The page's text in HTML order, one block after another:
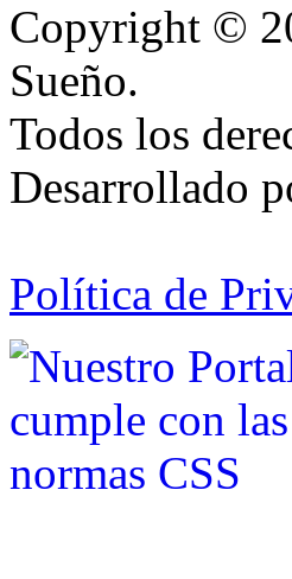
Copyright ©
Sueño.
Todos los
Desarrollado
Política de